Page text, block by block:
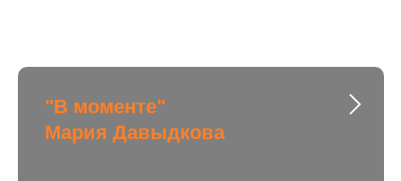
"В моменте"
Мария Давыдкова